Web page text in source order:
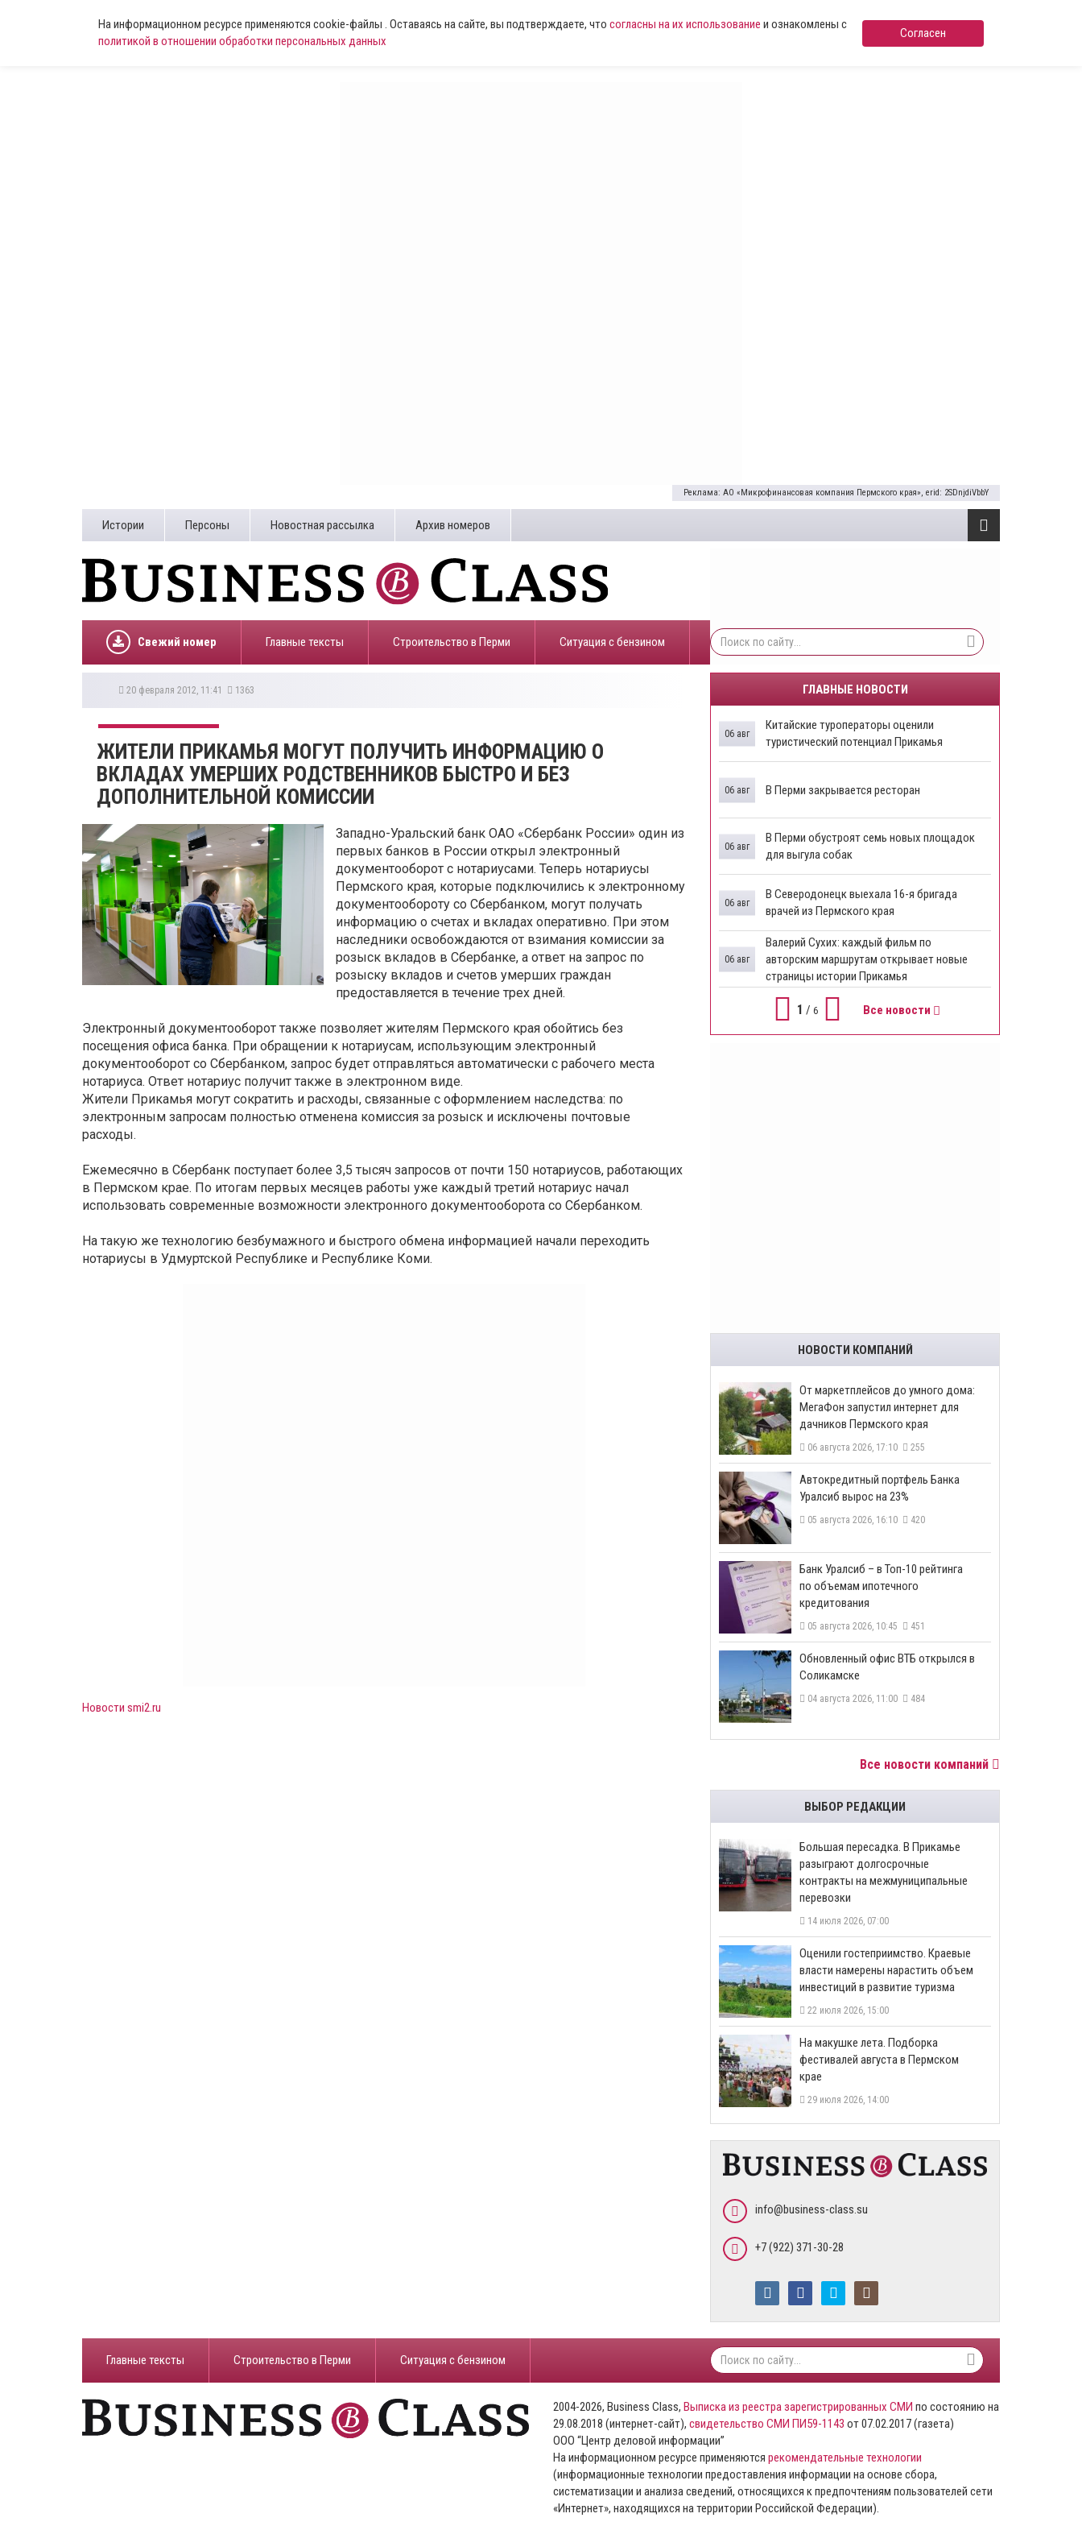
На информационном ресурсе применяются cookie-файлы . Оставаясь на сайте, вы подтверждаете, что согласны на их использование и ознакомлены с
политикой в отношении обработки персональных данных
Согласен
Реклама: АО «Микрофинансовая компания Пермского края», erid: 2SDnjdiVbbY
Истории Персоны Новостная рассылка Архив номеров
Свежий номер Главные тексты Строительство в Перми ​Ситуация с бензином
20 февраля 2012, 11:41 1363
ЖИТЕЛИ ПРИКАМЬЯ МОГУТ ПОЛУЧИТЬ ИНФОРМАЦИЮ О
ВКЛАДАХ УМЕРШИХ РОДСТВЕННИКОВ БЫСТРО И БЕЗ
ДОПОЛНИТЕЛЬНОЙ КОМИССИИ
Западно-Уральский банк ОАО «Сбербанк России» один из
первых банков в России открыл электронный
документооборот с нотариусами. Теперь нотариусы
Пермского края, которые подключились к электронному
документообороту со Сбербанком, могут получать
информацию о счетах и вкладах оперативно. При этом
наследники освобождаются от взимания комиссии за
розыск вкладов в Сбербанке, а ответ на запрос по
розыску вкладов и счетов умерших граждан
предоставляется в течение трех дней.
Электронный документооборот также позволяет жителям Пермского края обойтись без
посещения офиса банка. При обращении к нотариусам, использующим электронный
документооборот со Сбербанком, запрос будет отправляться автоматически с рабочего места
нотариуса. Ответ нотариус получит также в электронном виде.
Жители Прикамья могут сократить и расходы, связанные с оформлением наследства: по
электронным запросам полностью отменена комиссия за розыск и исключены почтовые
расходы.
Ежемесячно в Сбербанк поступает более 3,5 тысяч запросов от почти 150 нотариусов, работающих
в Пермском крае. По итогам первых месяцев работы уже каждый третий нотариус начал
использовать современные возможности электронного документооборота со Сбербанком.
На такую же технологию безбумажного и быстрого обмена информацией начали переходить
нотариусы в Удмуртской Республике и Республике Коми.
Новости smi2.ru
ГЛАВНЫЕ НОВОСТИ
Китайские туроператоры оценили
туристический потенциал Прикамья
06 авг
В Перми закрывается ресторан
06 авг
​В Перми обустроят семь новых площадок
для выгула собак
06 авг
В Северодонецк выехала 16-я бригада
врачей из Пермского края
06 авг
​Валерий Сухих: каждый фильм по
авторским маршрутам открывает новые
страницы истории Прикамья
06 авг
1 / 6 Все новости
НОВОСТИ КОМПАНИЙ
От маркетплейсов до умного дома:
МегаФон запустил интернет для
дачников Пермского края
06 августа 2026, 17:10 255
​Автокредитный портфель Банка
Уралсиб вырос на 23%
05 августа 2026, 16:10 420
​Банк Уралсиб – в Топ-10 рейтинга
по объемам ипотечного
кредитования
05 августа 2026, 10:45 451
​Обновленный офис ВТБ открылся в
Соликамске
04 августа 2026, 11:00 484
Все новости компаний
ВЫБОР РЕДАКЦИИ
Большая пересадка. В Прикамье
разыграют долгосрочные
контракты на межмуниципальные
перевозки
14 июля 2026, 07:00
Оценили гостеприимство. Краевые
власти намерены нарастить объем
инвестиций в развитие туризма
22 июля 2026, 15:00
На макушке лета. Подборка
фестивалей августа в Пермском
крае
29 июля 2026, 14:00
info@business-class.su
+7 (922) 371-30-28
Главные тексты Строительство в Перми ​Ситуация с бензином
2004-2026, Business Class, Выписка из реестра зарегистрированных СМИ по состоянию на
29.08.2018 (интернет-сайт), свидетельство СМИ ПИ59-1143 от 07.02.2017 (газета)
ООО “Центр деловой информации”
На информационном ресурсе применяются рекомендательные технологии
(информационные технологии предоставления информации на основе сбора,
систематизации и анализа сведений, относящихся к предпочтениям пользователей сети
«Интернет», находящихся на территории Российской Федерации).